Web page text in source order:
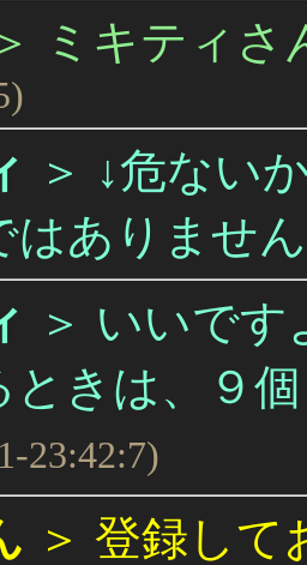
ミキティさ
＞ ↓危ない
はありませ
＞ いいです
ときは、９
23:42:7)
＞ 登録して